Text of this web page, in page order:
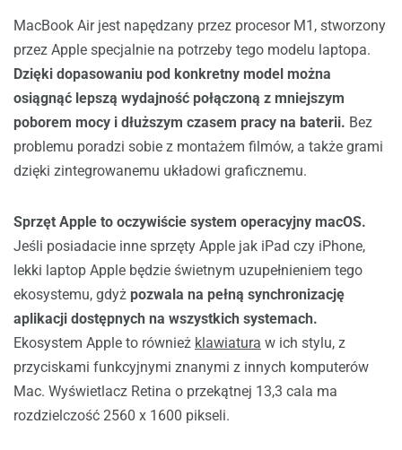
MacBook Air jest napędzany przez procesor M1, stworzony
przez Apple specjalnie na potrzeby tego modelu laptopa.
Dzięki dopasowaniu pod konkretny model można
osiągnąć lepszą wydajność połączoną z mniejszym
poborem mocy i dłuższym czasem pracy na baterii. Bez
problemu poradzi sobie z montażem filmów, a także grami
dzięki zintegrowanemu układowi graficznemu.
Sprzęt Apple to oczywiście system operacyjny macOS.
Jeśli posiadacie inne sprzęty Apple jak iPad czy iPhone,
lekki laptop Apple będzie świetnym uzupełnieniem tego
ekosystemu, gdyż pozwala na pełną synchronizację
aplikacji dostępnych na wszystkich systemach.
Ekosystem Apple to również klawiatura w ich stylu, z
przyciskami funkcyjnymi znanymi z innych komputerów
Mac. Wyświetlacz Retina o przekątnej 13,3 cala ma
rozdzielczość 2560 x 1600 pikseli.